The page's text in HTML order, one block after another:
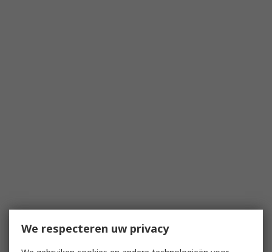
We respecteren uw privacy